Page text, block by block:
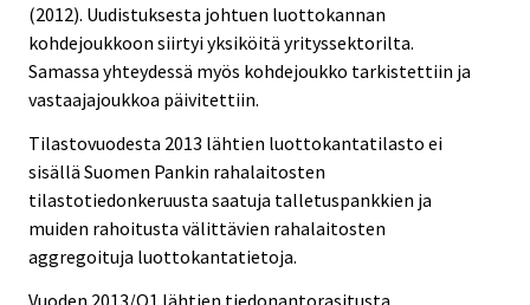
(2012). Uudistuksesta johtuen luottokannan
kohdejoukkoon siirtyi yksiköitä yrityssektorilta.
Samassa yhteydessä myös kohdejoukko tarkistettiin ja
vastaajajoukkoa päivitettiin.
Tilastovuodesta 2013 lähtien luottokantatilasto ei
sisällä Suomen Pankin rahalaitosten
tilastotiedonkeruusta saatuja talletuspankkien ja
muiden rahoitusta välittävien rahalaitosten
aggregoituja luottokantatietoja.
Vuoden 2013/Q1 lähtien tiedonantorasitusta